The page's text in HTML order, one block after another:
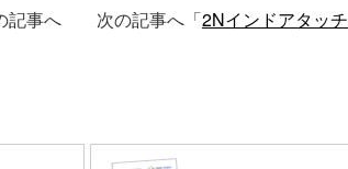
記事へ 次の記事へ「2Nインドアタッチ